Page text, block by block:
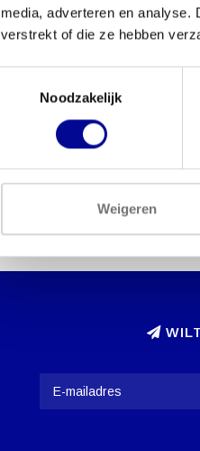
media, adverteren en analyse.
verstrekt of die ze hebben
Noodzakelijk
Weigeren